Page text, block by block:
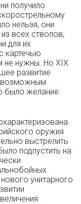
получило
нельзя, они
всех стволов,
для их
картечью
не нужны. Но XIX
развитие
возможным
было желание
оружия
выстрелить
подпустить на
унитарного